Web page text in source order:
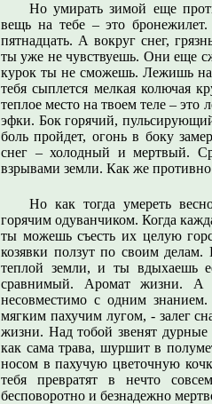
Но умирать зимой еще
вещь на тебе – это
пятнадцать. А вокруг снег,
ты уже не чувствуешь. Они еще
курок ты не сможешь. Лежишь
тебя сыплется мелкая колючая
теплое место на твоем теле –
эфки. Бок горячий,
боль пройдет, огонь в боку
снег – холодный и мертвый.
взрывами земли. Как же
Но как тогда умереть
горячим одуванчиком. Когда
ты можешь съесть их целую
козявки ползут по своим делам.
теплой земли, и ты вдыхаешь
сравнимый. Аромат жизни. А
несовместимо с одним
мягким пахучим лугом, - залег
жизни. Над тобой звенят дурные
как сама трава, шуршит в
носом в пахучую цветочную
тебя превратят в нечто
бесповоротно и безнадежно